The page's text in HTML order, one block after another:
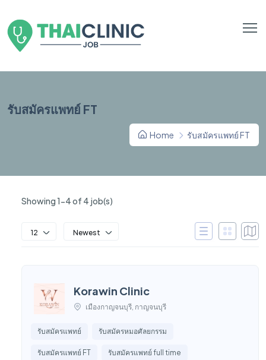
รับสมัครแพทย์ FT
Home รับสมัครแพทย์ FT
Showing 1-4 of 4 job(s)
12 Newest
Korawin Clinic
เมืองกาญจนบุรี, กาญจนบุรี
รับสมัครแพทย์ รับสมัครหมอศัลยกรรม
รับสมัครแพทย์ FT รับสมัครแพทย์ full time